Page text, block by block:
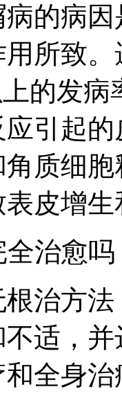
的病
所致
的发
引起
质细
皮增
全治愈吗
治方
适，
全身